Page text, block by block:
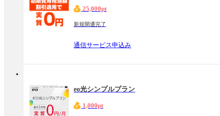
25,000pt
新規開通完了
通信サービス申込み
eo光シンプルプラン
1,000pt